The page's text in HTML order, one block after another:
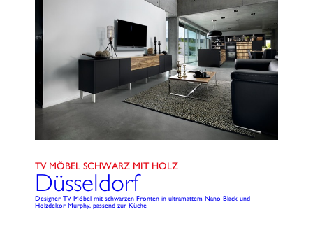
TV MÖBEL SCHWARZ MIT HOLZ
Düsseldorf
Designer TV Möbel mit schwarzen Fronten in ultramattem Nano Black und
Holzdekor Murphy, passend zur Küche